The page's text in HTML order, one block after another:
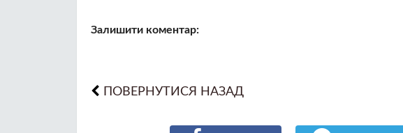
Залишити коментар:
ПОВЕРНУТИСЯ НАЗАД